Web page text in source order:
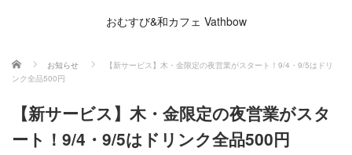
おむすび&和カフェ Vathbow
ホーム お知らせ
【新サービス】木・金限定の夜営業がスタート！9/4・9/5はドリ
ンク全品500円
【新サービス】木・金限定の夜営業がスタ
ート！9/4・9/5はドリンク全品500円